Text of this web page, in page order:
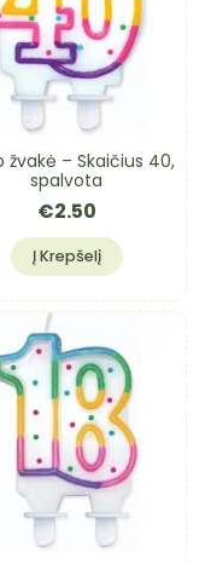
žvakė – Skaičius 40,
spalvota
€2.50
Į Krepšelį